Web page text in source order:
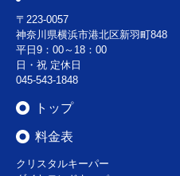
〒223-0057
神奈川県横浜市港北区新羽町848
平日9：00～18：00
日・祝 定休日
045-543-1848
トップ
料金表
クリスタルキーパー